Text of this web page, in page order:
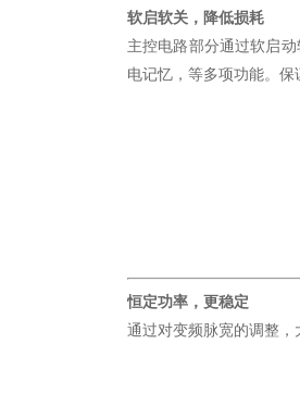
软启软关，降低损耗
主控电路部分通过软启
电记忆，等多项功能。保
恒定功率，更稳定
通过对变频脉宽的调整